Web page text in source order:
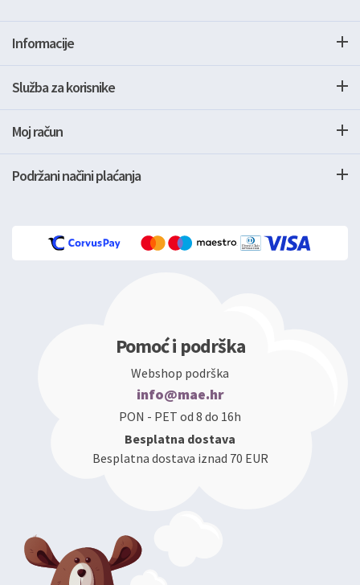
Informacije
Služba za korisnike
Moj račun
Podržani načini plaćanja
Pomoć i podrška
Webshop podrška
info@mae.hr
PON - PET od 8 do 16h
Besplatna dostava
Besplatna dostava iznad 70 EUR